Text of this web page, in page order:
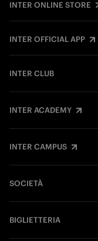
INTER ONLINE STORE
INTER OFFICIAL APP
INTER CLUB
INTER ACADEMY
INTER CAMPUS
SOCIETÀ
BIGLIETTERIA